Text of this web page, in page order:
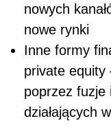
nowych
nowe rynki
Inne formy
private equity
poprzez fuzje
działających